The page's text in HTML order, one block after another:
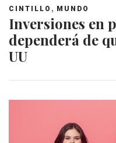
CINTILLO , MUNDO
Inversiones en
dependerá de
UU